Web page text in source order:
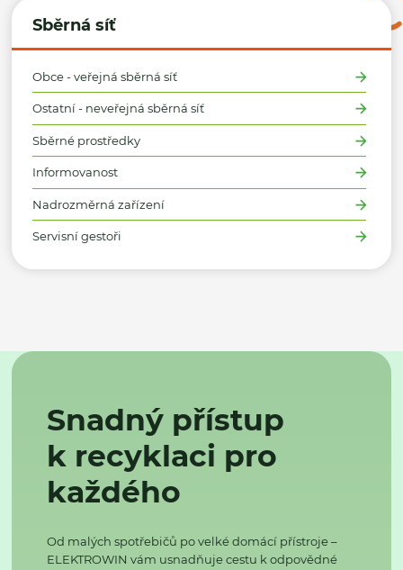
Sběrná síť
Obce - veřejná sběrná síť
Ostatní - neveřejná sběrná síť
Sběrné prostředky
Informovanost
Nadrozměrná zařízení
Servisní gestoři
Snadný přístup
k recyklaci pro
každého
Od malých spotřebičů po velké domácí přístroje –
ELEKTROWIN vám usnadňuje cestu k odpovědné